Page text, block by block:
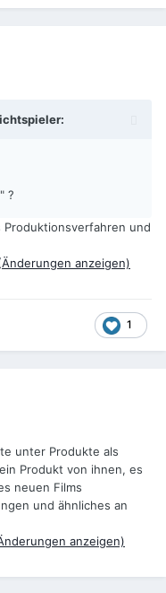
:
?
und
anzeigen)
1
unter Produkte als
Produkt von ihnen, es
neuen Films
und ähnliches an
anzeigen)